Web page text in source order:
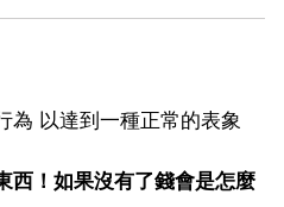
為 以達到一種正常的表象
西！如果沒有了錢會是怎麼